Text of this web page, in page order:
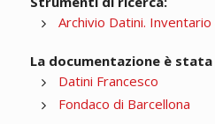
Archivio Datini.
La documentazione è
Datini Francesco
Fondaco di Barcellona